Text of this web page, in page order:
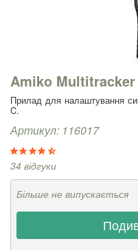
Amiko Multitracker
Прилад для налаштування
C.
Артикул: 116017
34 відгуки
Більше не випускається